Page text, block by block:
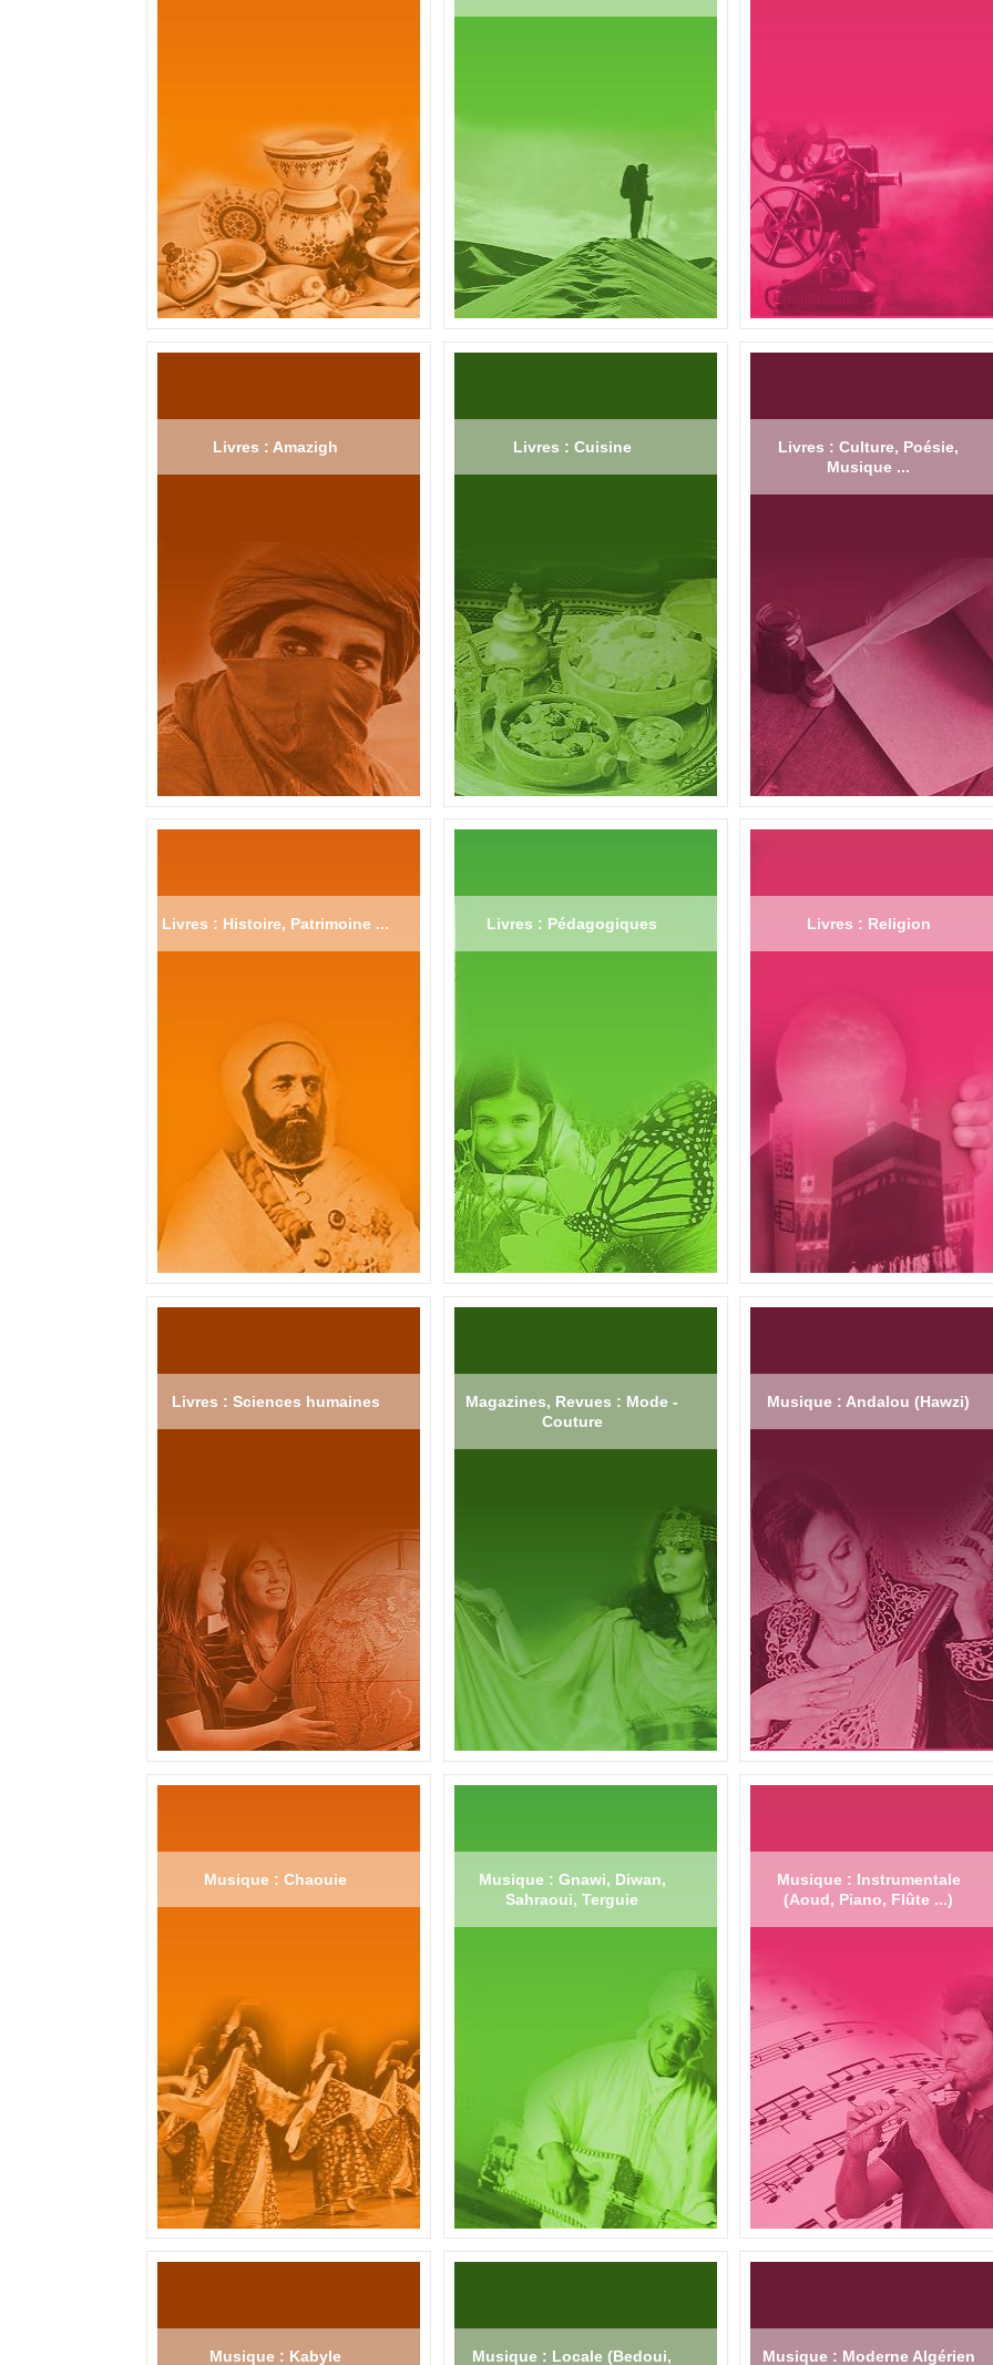
Livres : Amazigh Livres : Cuisine
Livres : Culture, Poésie,
Musique ...
Livres : Histoire, Patrimoine ... Livres : Pédagogiques Livres : Religion
Livres : Sciences humaines
Magazines, Revues : Mode -
Couture
Musique : Andalou (Hawzi)
Musique : Chaouie
Musique : Gnawi, Diwan,
Sahraoui, Terguie
Musique : Instrumentale
(Aoud, Piano, Flûte ...)
Musique : Kabyle Musique : Locale (Bedoui, Musique : Moderne Algérien